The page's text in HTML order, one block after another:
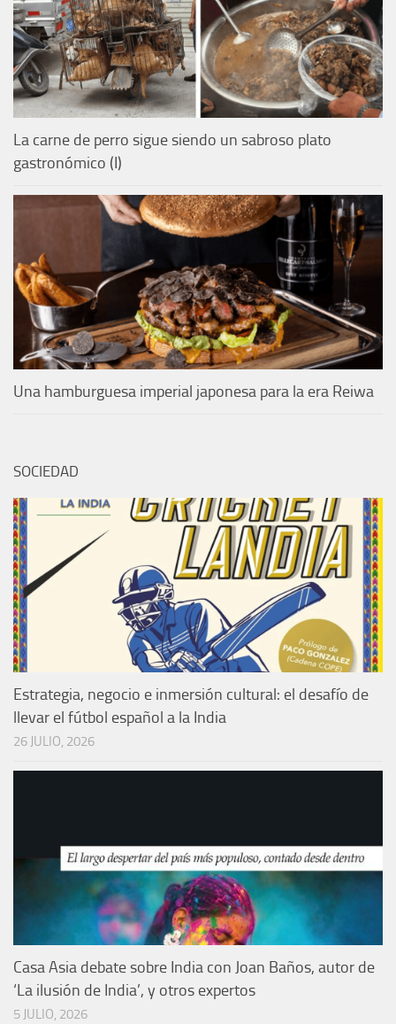
La carne de perro sigue siendo un sabroso plato
gastronómico (I)
Una hamburguesa imperial japonesa para la era Reiwa
SOCIEDAD
Estrategia, negocio e inmersión cultural: el desafío de
llevar el fútbol español a la India
26 JULIO, 2026
Casa Asia debate sobre India con Joan Baños, autor de
‘La ilusión de India’, y otros expertos
5 JULIO, 2026